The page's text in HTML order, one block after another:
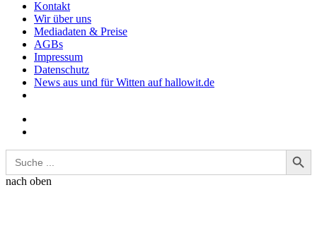
Kontakt
Wir über uns
Mediadaten & Preise
AGBs
Impressum
Datenschutz
News aus und für Witten auf hallowit.de
Search
for:
Search Button
nach oben